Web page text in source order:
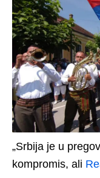
„Srbija je u
kompromis, ali